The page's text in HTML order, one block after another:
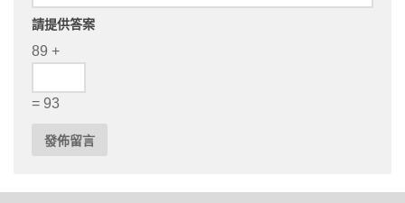
請提供答案
89 +
= 93